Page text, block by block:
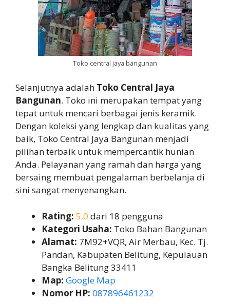
Toko central jaya bangunan
Selanjutnya adalah Toko Central Jaya
Bangunan. Toko ini merupakan tempat yang
tepat untuk mencari berbagai jenis keramik.
Dengan koleksi yang lengkap dan kualitas yang
baik, Toko Central Jaya Bangunan menjadi
pilihan terbaik untuk mempercantik hunian
Anda. Pelayanan yang ramah dan harga yang
bersaing membuat pengalaman berbelanja di
sini sangat menyenangkan.
Rating: 5,0 dari 18 pengguna
Kategori Usaha: Toko Bahan Bangunan
Alamat: 7M92+VQR, Air Merbau, Kec. Tj.
Pandan, Kabupaten Belitung, Kepulauan
Bangka Belitung 33411
Map: Google Map
Nomor HP: 087896461232